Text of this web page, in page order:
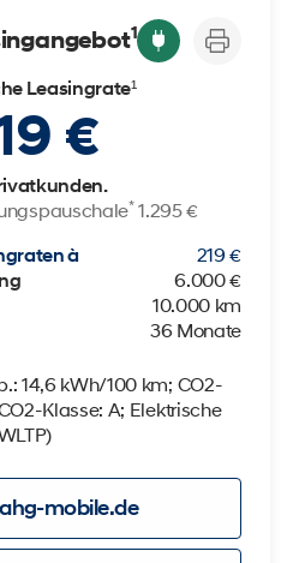
1
Leasingrate¹
€
*1.295 €
à
219 €
6.000 €
10.000 km
36 Monate
14,6 kWh/100 km; CO2-
Klasse: A; Elektrische
mobile.de